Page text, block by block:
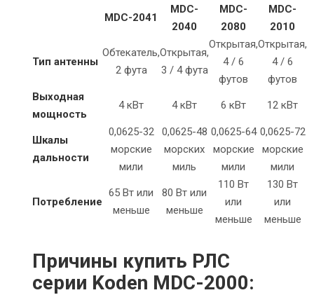
MDC-2041
MDC-
2040
MDC-
2080
MDC-
2010
Тип антенны
Обтекатель,
2 фута
Открытая,
3 / 4 фута
Открытая,
4 / 6
футов
Открытая,
4 / 6
футов
Выходная
мощность
4 кВт 4 кВт 6 кВт 12 кВт
Шкалы
дальности
0,0625-32
морские
мили
0,0625-48
морских
миль
0,0625-64
морские
мили
0,0625-72
морские
мили
Потребление
65 Вт или
меньше
80 Вт или
меньше
110 Вт
или
меньше
130 Вт
или
меньше
Причины купить РЛС
серии Koden MDC-2000: